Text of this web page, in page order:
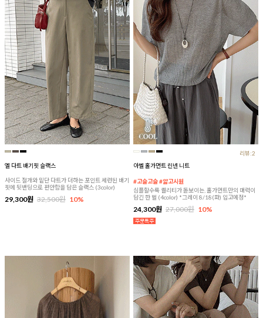
엘 다트 배기핏 슬랙스
사이드 절개와 밑단 다트가 더하는 포인트 세련된 배기
핏에 뒷밴딩으로 편안함을 담은 슬랙스 (3color)
29,300원 32,500원 10%
리뷰:2
아벨 홀가먼트 린넨 니트
#고슬고슬 #얇고시원
심플할수록 퀄리티가 돋보이는, 홀가먼트만의 매력이
담긴 한 벌 (4color) *그레이 8/18(화) 입고예정*
24,300원 27,000원 10%